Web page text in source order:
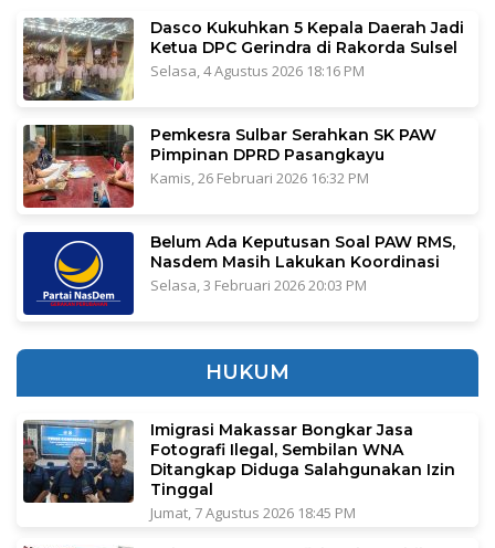
Dasco Kukuhkan 5 Kepala Daerah Jadi
Ketua DPC Gerindra di Rakorda Sulsel
Selasa, 4 Agustus 2026 18:16 PM
Pemkesra Sulbar Serahkan SK PAW
Pimpinan DPRD Pasangkayu
Kamis, 26 Februari 2026 16:32 PM
Belum Ada Keputusan Soal PAW RMS,
Nasdem Masih Lakukan Koordinasi
Selasa, 3 Februari 2026 20:03 PM
HUKUM
Imigrasi Makassar Bongkar Jasa
Fotografi Ilegal, Sembilan WNA
Ditangkap Diduga Salahgunakan Izin
Tinggal
Jumat, 7 Agustus 2026 18:45 PM